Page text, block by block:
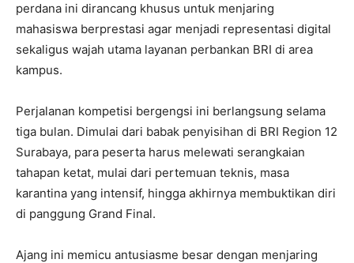
perdana ini dirancang khusus untuk menjaring
mahasiswa berprestasi agar menjadi representasi digital
sekaligus wajah utama layanan perbankan BRI di area
kampus.
Perjalanan kompetisi bergengsi ini berlangsung selama
tiga bulan. Dimulai dari babak penyisihan di BRI Region 12
Surabaya, para peserta harus melewati serangkaian
tahapan ketat, mulai dari pertemuan teknis, masa
karantina yang intensif, hingga akhirnya membuktikan diri
di panggung Grand Final.
Ajang ini memicu antusiasme besar dengan menjaring